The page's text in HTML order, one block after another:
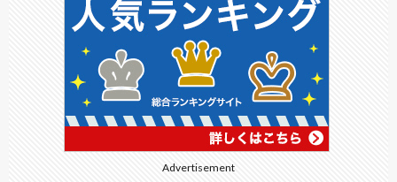
Advertisement